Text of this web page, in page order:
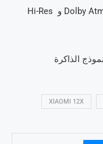
XIAOMI 12X